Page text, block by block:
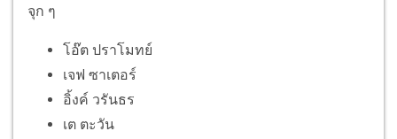
จุก ๆ
โอ๊ต ปราโมทย์
เจฟ ซาเตอร์
อิ้งค์ วรันธร
เต ตะวัน